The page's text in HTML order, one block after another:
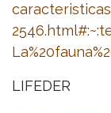
LIFEDER